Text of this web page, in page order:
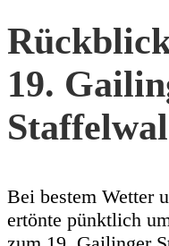
19.
Bei bestem Wetter
ertönte pünktlich